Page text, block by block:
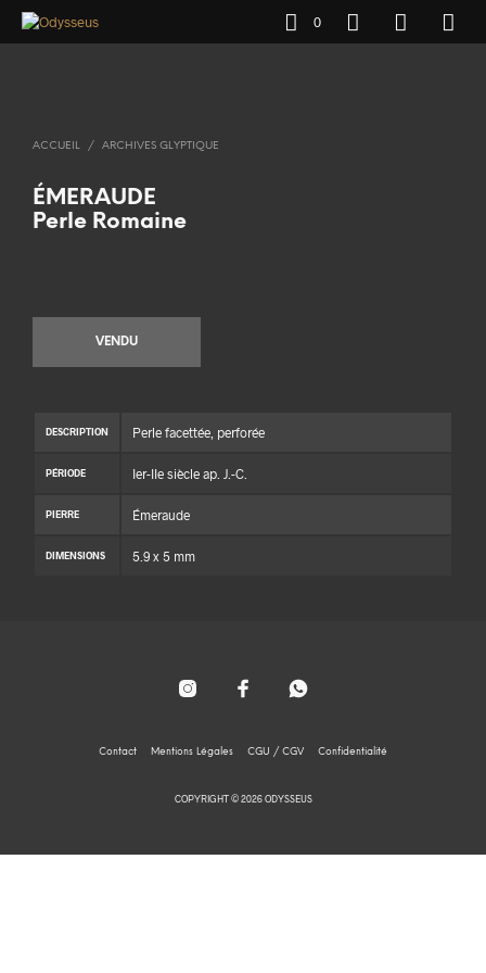
0
ACCUEIL / ARCHIVES GLYPTIQUE
ÉMERAUDE
Perle Romaine
VENDU
DESCRIPTION Perle facettée, perforée
PÉRIODE Ier-IIe siècle ap. J.-C.
PIERRE Émeraude
DIMENSIONS 5.9 x 5 mm
Contact Mentions Légales CGU / CGV Confidentialité
COPYRIGHT © 2026 ODYSSEUS